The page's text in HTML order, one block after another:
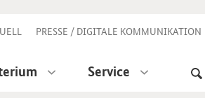
PRESSE / DIGITALE KOMMUNIKATION
Service